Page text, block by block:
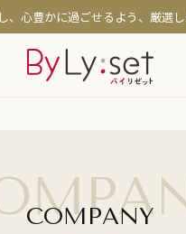
、心豊かに過ごせるよう、厳選
時短メイク・日焼け対策
シミ・くすみ・透明感
COMPANY